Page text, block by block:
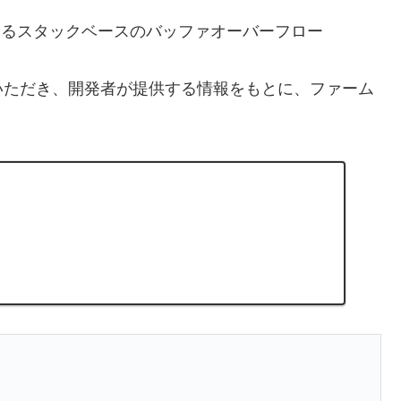
スタックベースのバッファオーバーフロー
だき、開発者が提供する情報をもとに、ファーム